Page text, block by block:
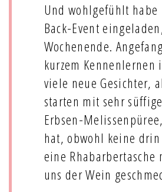
Und wohlgefühlt habe
Back-Event
Wochenende.
kurzem Kennenlernen
viele neue Gesichter,
starten mit sehr
Erbsen-
hat, obwohl keine
eine
uns der Wein